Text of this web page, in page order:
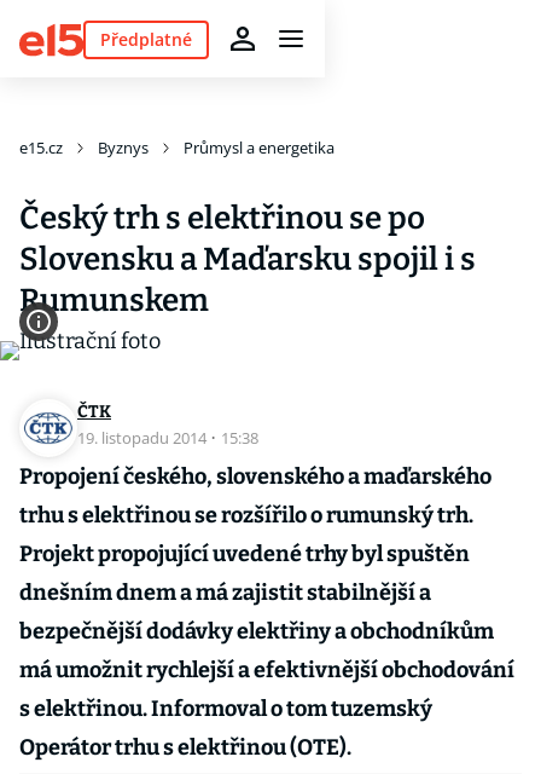
Předplatné
e15.cz Byznys Průmysl a energetika
Český trh s elektřinou se po
Slovensku a Maďarsku spojil i s
Rumunskem
ČTK
19. listopadu 2014 · 15:38
Propojení českého, slovenského a maďarského
trhu s elektřinou se rozšířilo o rumunský trh.
Projekt propojující uvedené trhy byl spuštěn
dnešním dnem a má zajistit stabilnější a
bezpečnější dodávky elektřiny a obchodníkům
má umožnit rychlejší a efektivnější obchodování
s elektřinou. Informoval o tom tuzemský
Operátor trhu s elektřinou (OTE).